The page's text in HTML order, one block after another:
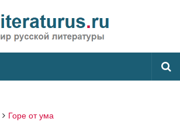
Горе от ума